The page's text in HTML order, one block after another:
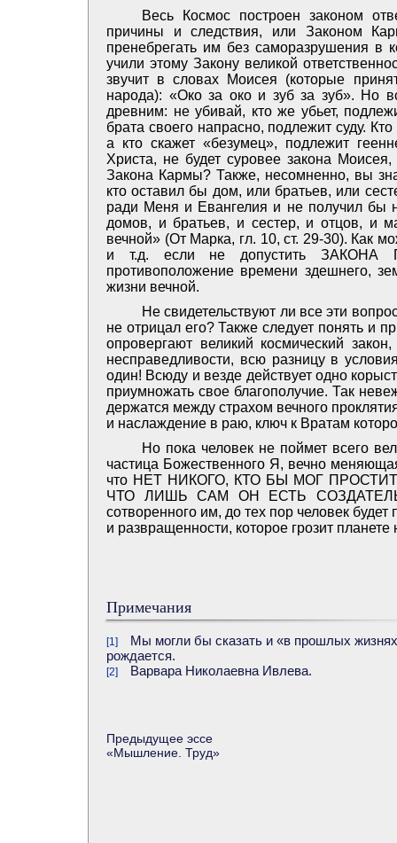
Весь Космос построен законом
причины и следствия, или Законом
пренебрегать им без саморазрушения в
учили этому Закону великой
звучит в словах Моисея (которые
народа): «Око за око и зуб за зуб». Но
древним: не убивай, кто же убьет,
брата своего напрасно, подлежит суду.
а кто скажет «безумец», подлежит
Христа, не будет суровее закона
Закона Кармы? Также, несомненно, вы
кто оставил бы дом, или братьев, или
ради Меня и Евангелия и не получил бы
домов, и братьев, и сестер, и отцов, и
вечной» (От Марка, гл. 10, ст. 29-30). Как
и т.д. если не допустить ЗАКОНА
противоположение времени здешнего,
жизни вечной.
Не свидетельствуют ли все эти
не отрицал его? Также следует понять и
опровергают великий космический
несправедливости, всю разницу в
один! Всюду и везде действует одно
приумножать свое благополучие. Так
держатся между страхом вечного
и наслаждение в раю, ключ к Вратам
Но пока человек не поймет всего
частица Божественного Я, вечно
что НЕТ НИКОГО, КТО БЫ МОГ
ЧТО ЛИШЬ САМ ОН ЕСТЬ СОЗДАТЕЛЬ
сотворенного им, до тех пор человек
и развращенности, которое грозит
Примечания
[1]
Мы могли бы сказать и «в прошлых
рождается.
[2] Варвара Николаевна Ивлева.
Предыдущее эссе
«Мышление. Труд»